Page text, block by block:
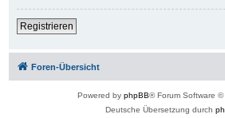
Registrieren
Foren-Übersicht
Powered by phpBB® Forum Software ©
Deutsche Übersetzung durch